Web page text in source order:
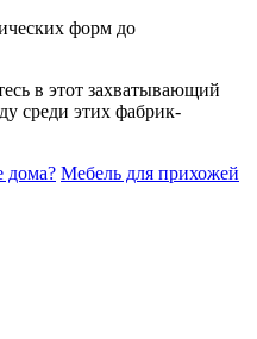
форм до
в этот захватывающий
среди этих фабрик-
дома? Мебель для прихожей